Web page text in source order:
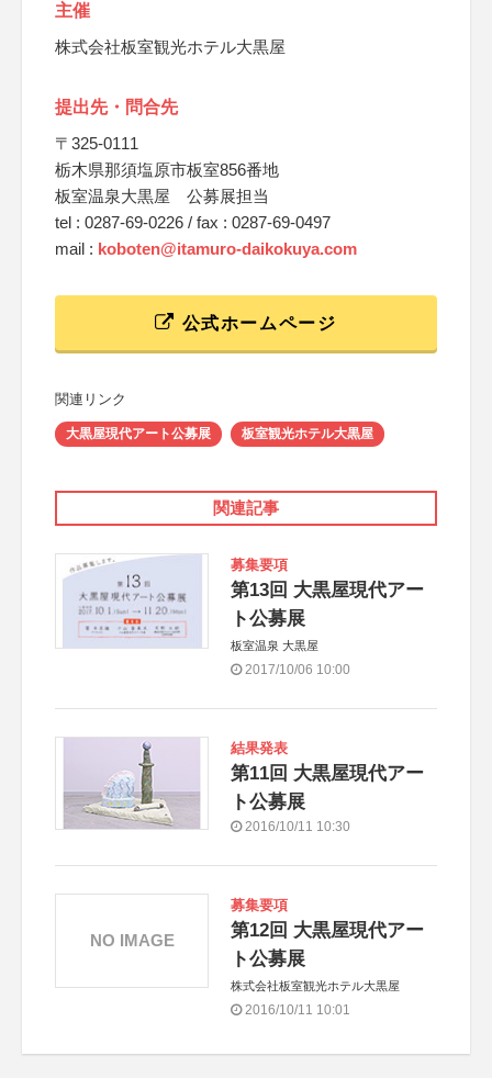
主催
株式会社板室観光ホテル大黒屋
提出先・問合先
〒325-0111
栃木県那須塩原市板室856番地
板室温泉大黒屋 公募展担当
tel : 0287-69-0226 / fax : 0287-69-0497
mail : koboten@itamuro-daikokuya.com
公式ホームページ
関連リンク
大黒屋現代アート公募展 板室観光ホテル大黒屋
関連記事
募集要項
第13回 大黒屋現代アー
ト公募展
板室温泉 大黒屋
2017/10/06 10:00
結果発表
第11回 大黒屋現代アー
ト公募展
2016/10/11 10:30
募集要項
第12回 大黒屋現代アー
ト公募展
株式会社板室観光ホテル大黒屋
2016/10/11 10:01
NO IMAGE